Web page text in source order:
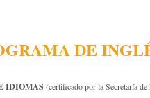
DE
IDIOMAS(certificado por la Secretaría